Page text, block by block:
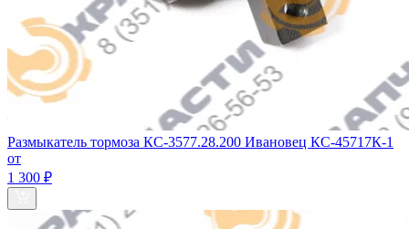
Размыкатель тормоза КС-3577.28.200 Ивановец КС-45717К-1
от
1 300 ₽